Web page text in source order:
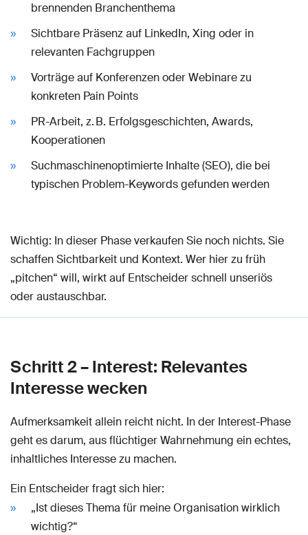
brennenden Branchenthema
Sichtbare Präsenz auf LinkedIn, Xing oder in
relevanten Fachgruppen
Vorträge auf Konferenzen oder Webinare zu
konkreten Pain Points
PR-Arbeit, z. B. Erfolgsgeschichten, Awards,
Kooperationen
Suchmaschinenoptimierte Inhalte (SEO), die bei
typischen Problem-Keywords gefunden werden
Wichtig: In dieser Phase verkaufen Sie noch nichts. Sie
schaffen Sichtbarkeit und Kontext. Wer hier zu früh
„pitchen“ will, wirkt auf Entscheider schnell unseriös
oder austauschbar.
Schritt 2 – Interest: Relevantes
Interesse wecken
Aufmerksamkeit allein reicht nicht. In der Interest-Phase
geht es darum, aus flüchtiger Wahrnehmung ein echtes,
inhaltliches Interesse zu machen.
Ein Entscheider fragt sich hier:
„Ist dieses Thema für meine Organisation wirklich
wichtig?“